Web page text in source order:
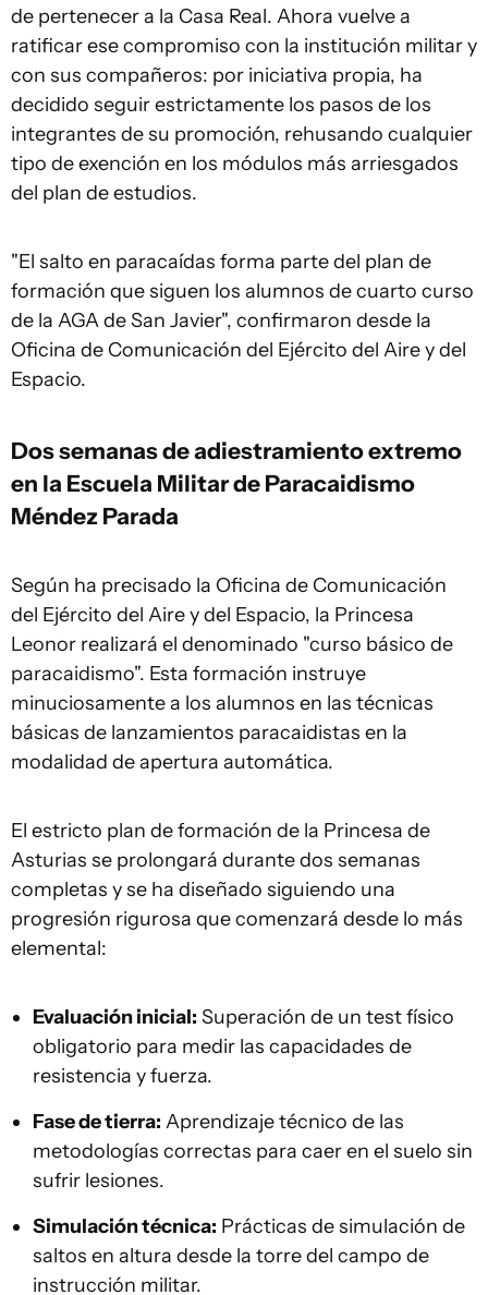
de pertenecer a la Casa Real. Ahora vuelve a
ratificar ese compromiso con la institución militar y
con sus compañeros: por iniciativa propia, ha
decidido seguir estrictamente los pasos de los
integrantes de su promoción, rehusando cualquier
tipo de exención en los módulos más arriesgados
del plan de estudios.
"El salto en paracaídas forma parte del plan de
formación que siguen los alumnos de cuarto curso
de la AGA de San Javier", confirmaron desde la
Oficina de Comunicación del Ejército del Aire y del
Espacio.
Dos semanas de adiestramiento extremo
en la Escuela Militar de Paracaidismo
Méndez Parada
Según ha precisado la Oficina de Comunicación
del Ejército del Aire y del Espacio, la Princesa
Leonor realizará el denominado "curso básico de
paracaidismo". Esta formación instruye
minuciosamente a los alumnos en las técnicas
básicas de lanzamientos paracaidistas en la
modalidad de apertura automática.
El estricto plan de formación de la Princesa de
Asturias se prolongará durante dos semanas
completas y se ha diseñado siguiendo una
progresión rigurosa que comenzará desde lo más
elemental:
Evaluación inicial: Superación de un test físico
obligatorio para medir las capacidades de
resistencia y fuerza.
Fase de tierra: Aprendizaje técnico de las
metodologías correctas para caer en el suelo sin
sufrir lesiones.
Simulación técnica: Prácticas de simulación de
saltos en altura desde la torre del campo de
instrucción militar.